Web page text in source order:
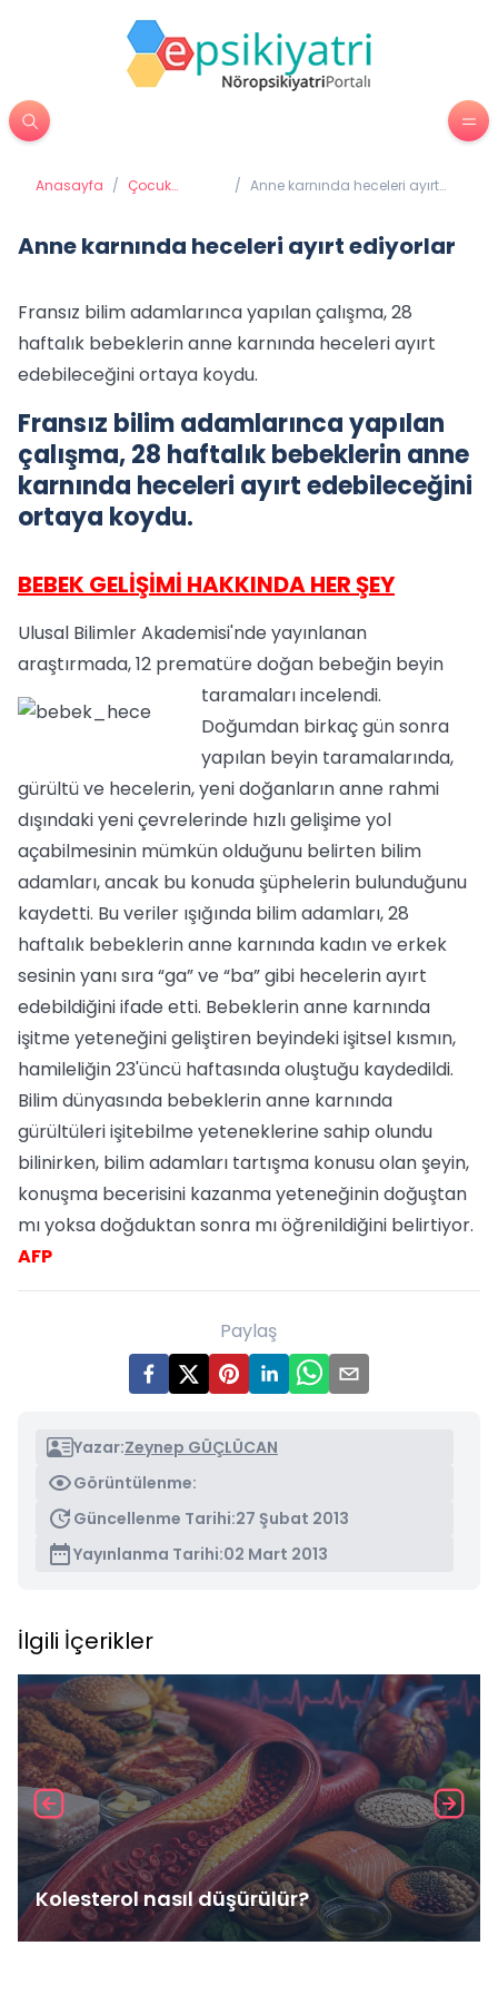
Anasayfa / Çocuk
/ Anne karnında heceleri ayırt
Anne karnında heceleri ayırt ediyorlar
Fransız bilim adamlarınca yapılan çalışma, 28
haftalık bebeklerin anne karnında heceleri ayırt
edebileceğini ortaya koydu.
Fransız bilim adamlarınca yapılan
çalışma, 28 haftalık bebeklerin anne
karnında heceleri ayırt edebileceğini
ortaya koydu.
BEBEK GELİŞİMİ HAKKINDA HER ŞEY
Ulusal Bilimler Akademisi'nde yayınlanan
araştırmada, 12 prematüre doğan bebeğin beyin
taramaları incelendi.
Doğumdan birkaç gün sonra
yapılan beyin taramalarında,
gürültü ve hecelerin, yeni doğanların anne rahmi
dışındaki yeni çevrelerinde hızlı gelişime yol
açabilmesinin mümkün olduğunu belirten bilim
adamları, ancak bu konuda şüphelerin bulunduğunu
kaydetti. Bu veriler ışığında bilim adamları, 28
haftalık bebeklerin anne karnında kadın ve erkek
sesinin yanı sıra “ga” ve “ba” gibi hecelerin ayırt
edebildiğini ifade etti. Bebeklerin anne karnında
işitme yeteneğini geliştiren beyindeki işitsel kısmın,
hamileliğin 23'üncü haftasında oluştuğu kaydedildi.
Bilim dünyasında bebeklerin anne karnında
gürültüleri işitebilme yeteneklerine sahip olundu
bilinirken, bilim adamları tartışma konusu olan şeyin,
konuşma becerisini kazanma yeteneğinin doğuştan
mı yoksa doğduktan sonra mı öğrenildiğini belirtiyor.
AFP
Paylaş
Yazar:Zeynep GÜÇLÜCAN
Görüntülenme:
Güncellenme Tarihi:27 Şubat 2013
Yayınlanma Tarihi:02 Mart 2013
İlgili İçerikler
Kolesterol nasıl düşürülür?